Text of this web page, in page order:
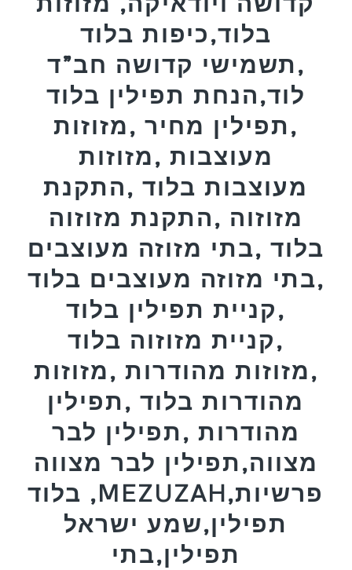
בלוד,כיפות בלוד
,תשמישי קדושה חב”ד
לוד,הנחת תפילין בלוד
,תפילין מחיר ,מזוזות
מעוצבות ,מזוזות
מעוצבות בלוד ,התקנת
מזוזוה ,התקנת מזוזוה
בלוד ,בתי מזוזה מעוצבים
,בתי מזוזה מעוצבים בלוד
,קניית תפילין בלוד
,קניית מזוזוה בלוד
,מזוזות מהודרות ,מזוזות
מהודרות בלוד ,תפילין
מהודרות ,תפילין לבר
מצווה,תפילין לבר מצווה
בלוד ,MEZUZAH,פרשיות
תפילין,שמע ישראל
תפילין,בתי